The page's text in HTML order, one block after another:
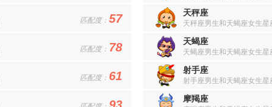
匹配度： 57
匹配度： 78
匹配度： 61
天秤座
天秤座男生和天蝎座女生星
天蝎座
天蝎座男生和天蝎座女生星
射手座
射手座男生和天蝎座女生星
摩羯座